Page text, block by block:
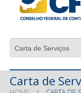
Carta de